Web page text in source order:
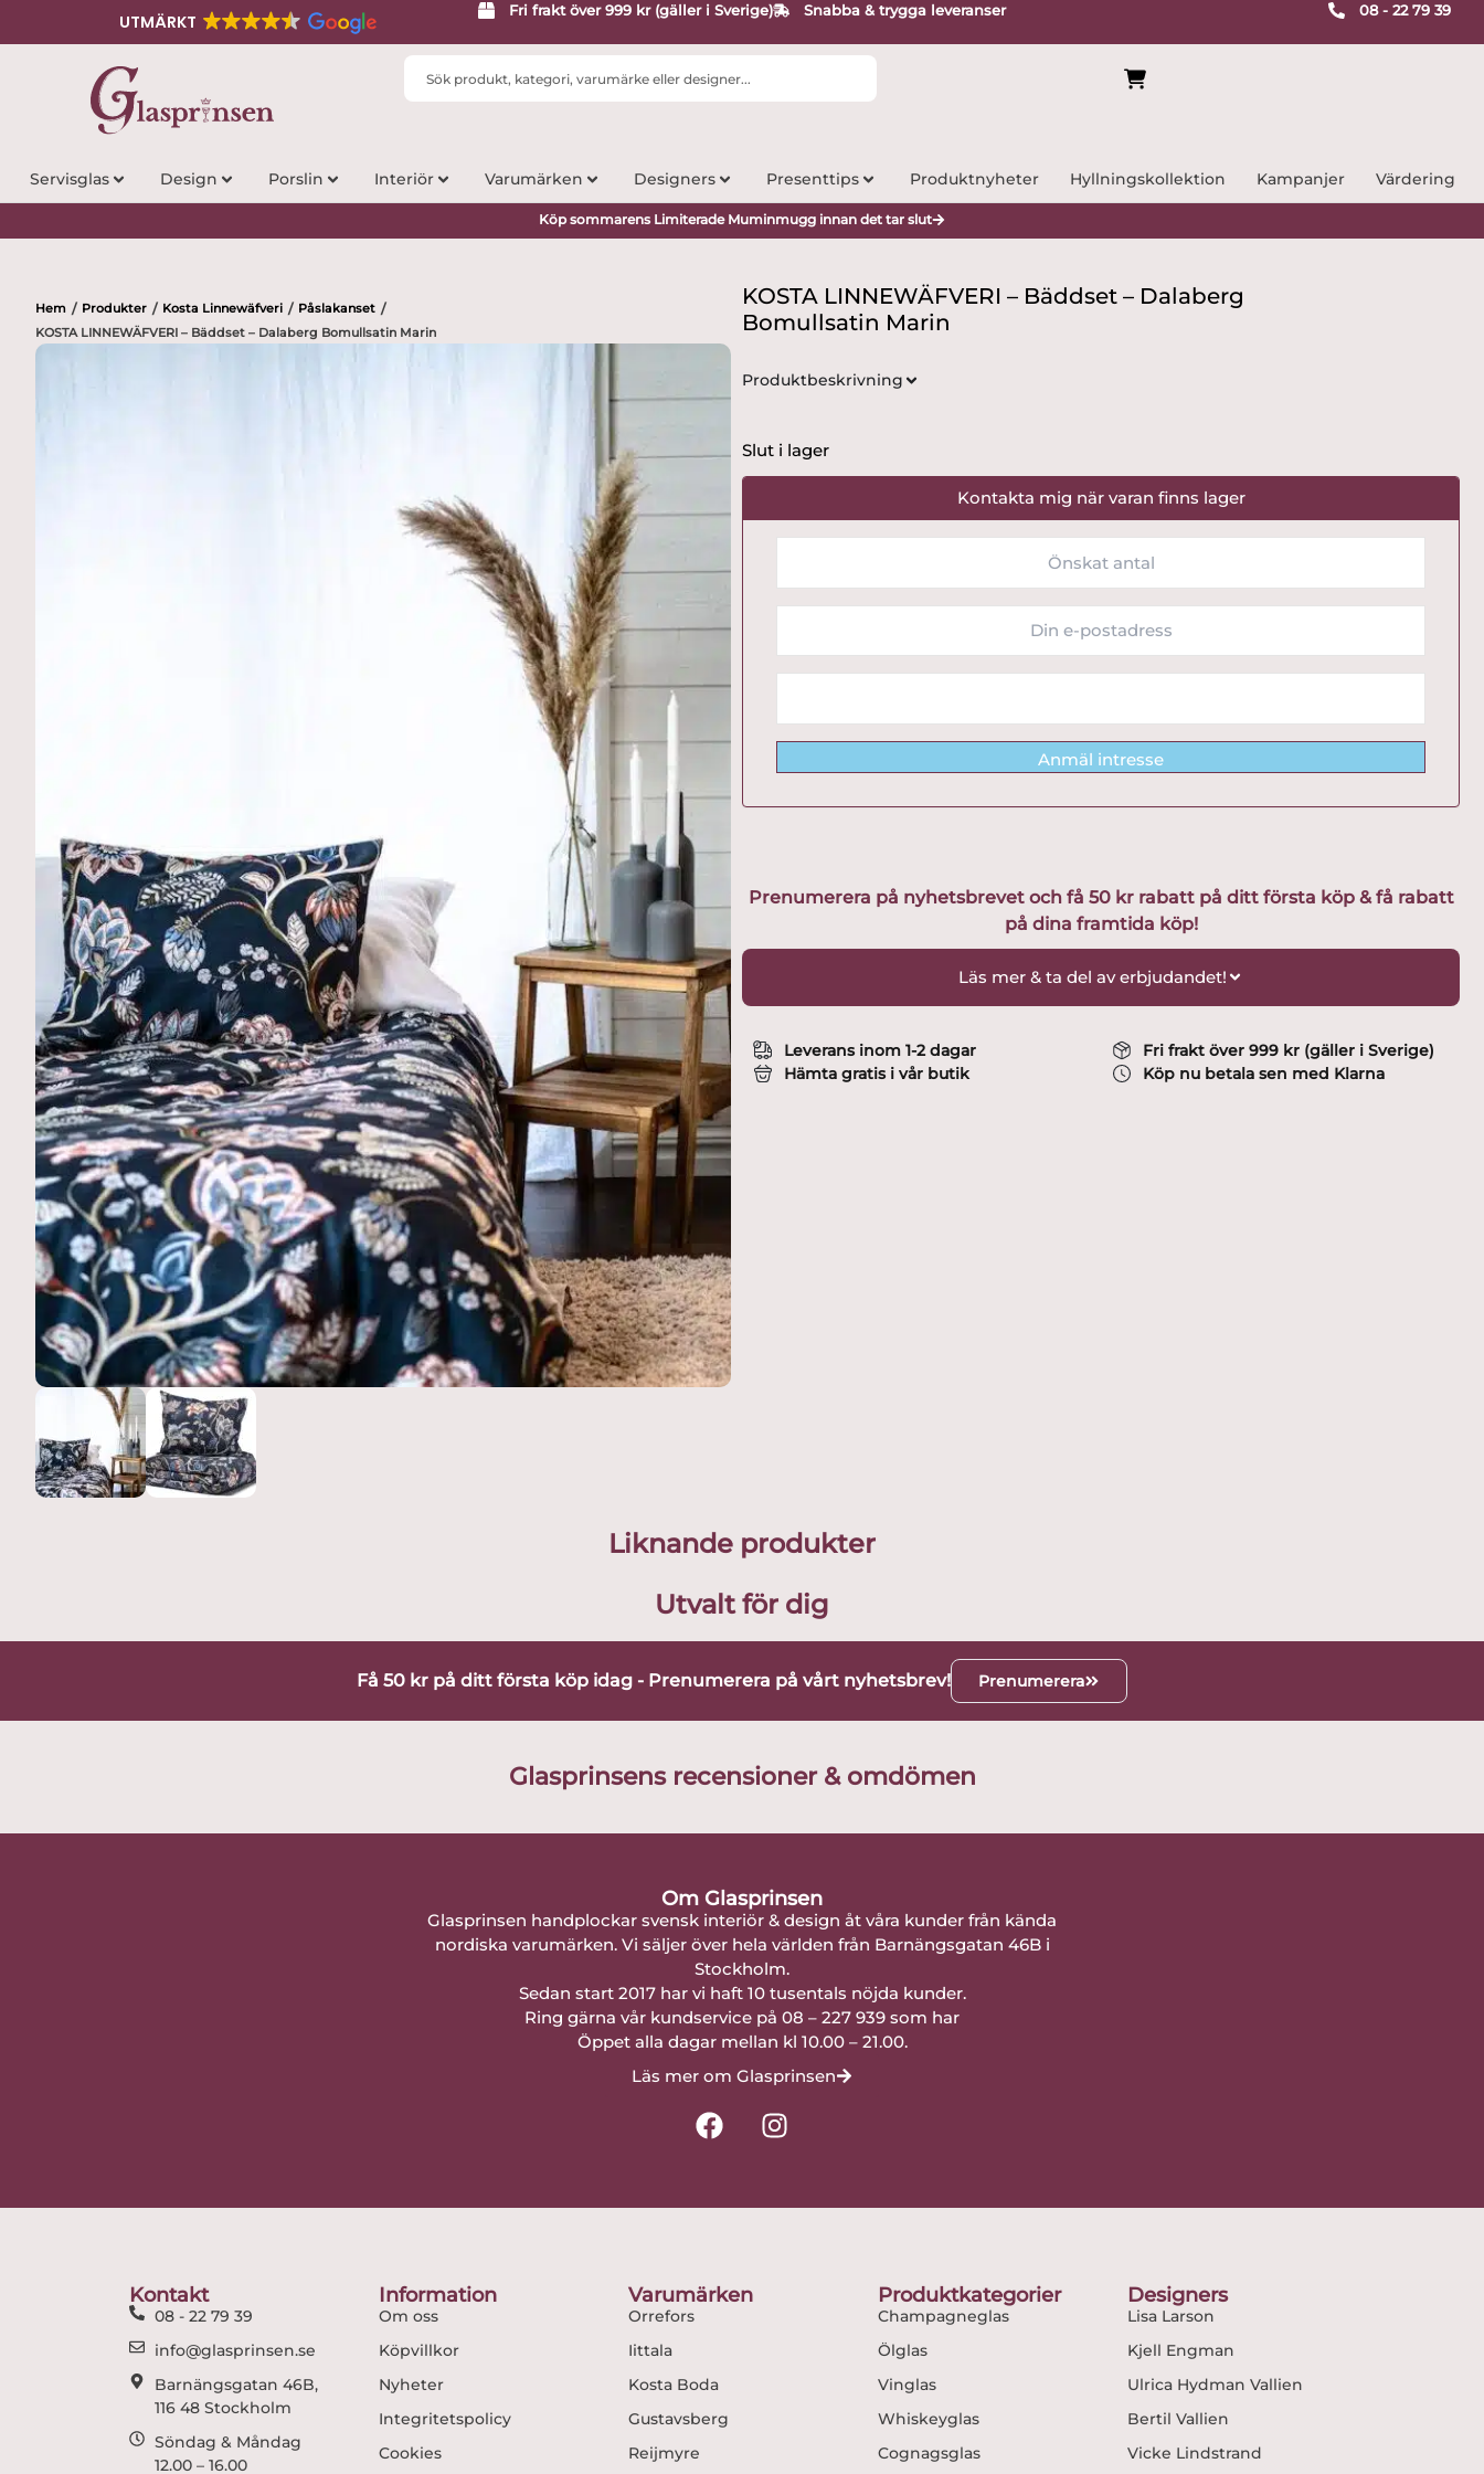
UTMÄRKT
Fri frakt över 999 kr (gäller i Sverige) Snabba & trygga leveranser 08 - 22 79 39
Search
Servisglas Design Porslin Interiör Varumärken Designers Presenttips Produktnyheter Hyllningskollektion Kampanjer Värdering
Köp sommarens Limiterade Muminmugg innan det tar slut
Hem / Produkter / Kosta Linnewäfveri / Påslakanset /
KOSTA LINNEWÄFVERI – Bäddset – Dalaberg Bomullsatin Marin
KOSTA LINNEWÄFVERI – Bäddset – Dalaberg
Bomullsatin Marin
Produktbeskrivning
Slut i lager
Kontakta mig när varan finns lager
Anmäl intresse
Prenumerera på nyhetsbrevet och få 50 kr rabatt på ditt första köp & få rabatt
på dina framtida köp!
Läs mer & ta del av erbjudandet!
Leverans inom 1-2 dagar
Hämta gratis i vår butik
Fri frakt över 999 kr (gäller i Sverige)
Köp nu betala sen med Klarna
Liknande produkter
Utvalt för dig
Få 50 kr på ditt första köp idag - Prenumerera på vårt nyhetsbrev! Prenumerera
Glasprinsens recensioner & omdömen
Om Glasprinsen
Glasprinsen handplockar svensk interiör & design åt våra kunder från kända
nordiska varumärken. Vi säljer över hela världen från Barnängsgatan 46B i
Stockholm.
Sedan start 2017 har vi haft 10 tusentals nöjda kunder.
Ring gärna vår kundservice på 08 – 227 939 som har
Öppet alla dagar mellan kl 10.00 – 21.00.
Läs mer om Glasprinsen
F
a
k
I
n
Kontakt
08 - 22 79 39
info@glasprinsen.se
Barnängsgatan 46B,
116 48 Stockholm
Söndag & Måndag
12.00 – 16.00
Information
Om oss
Köpvillkor
Nyheter
Integritetspolicy
Cookies
Varumärken
Orrefors
Iittala
Kosta Boda
Gustavsberg
Reijmyre
Produktkategorier
Champagneglas
Ölglas
Vinglas
Whiskeyglas
Cognagsglas
Designers
Lisa Larson
Kjell Engman
Ulrica Hydman Vallien
Bertil Vallien
Vicke Lindstrand